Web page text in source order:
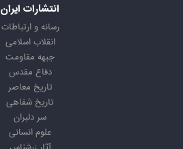
انتشارات ایران
رسانه و ارتباطات
انقلاب اسلامی
جبهه مقاومت
دفاع مقدس
تاریخ معاصر
تاریخ شفاهی
سر دلبران
علوم انسانی